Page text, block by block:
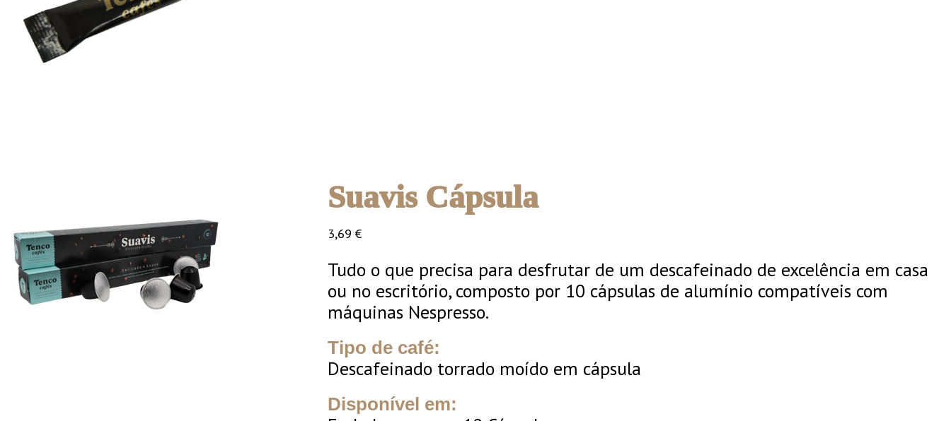
Suavis Cápsula
3,69€
Tudo o que precisa para desfrutar de um descafeinado de excelência em casa
ou no escritório, composto por 10 cápsulas de alumínio compatíveis com
máquinas Nespresso.
Tipo de café:
Descafeinado torrado moído em cápsula
Disponível em: